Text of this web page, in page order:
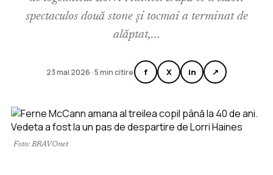
spectaculos două stone și tocmai a terminat de
alăptat,...
23 mai 2026 · 5 min citire f X in ↗
Foto: BRAVOnet